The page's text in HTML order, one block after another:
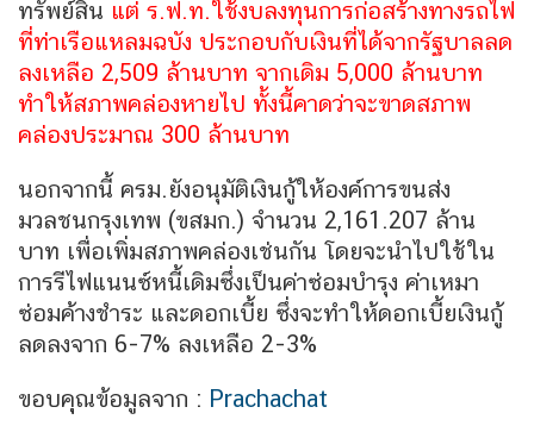
ทรัพย์สิน แต่ ร.ฟ.ท.ใช้งบลงทุนการก่อสร้างทางรถไฟ
ที่ท่าเรือแหลมฉบัง ประกอบกับเงินที่ได้จากรัฐบาลลด
ลงเหลือ 2,509 ล้านบาท จากเดิม 5,000 ล้านบาท
ทำให้สภาพคล่องหายไป ทั้งนี้คาดว่าจะขาดสภาพ
คล่องประมาณ 300 ล้านบาท
นอกจากนี้ ครม.ยังอนุมัติเงินกู้ให้องค์การขนส่ง
มวลชนกรุงเทพ (ขสมก.) จำนวน 2,161.207 ล้าน
บาท เพื่อเพิ่มสภาพคล่องเช่นกัน โดยจะนำไปใช้ใน
การรีไฟแนนซ์หนี้เดิมซึ่งเป็นค่าซ่อมบำรุง ค่าเหมา
ซ่อมค้างชำระ และดอกเบี้ย ซึ่งจะทำให้ดอกเบี้ยเงินกู้
ลดลงจาก 6-7% ลงเหลือ 2-3%
ขอบคุุณข้อมูลจาก : Prachachat